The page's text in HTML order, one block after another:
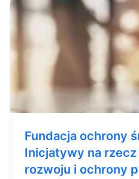
Fundacja ochrony
Inicjatywy na
rozwoju i ochrony